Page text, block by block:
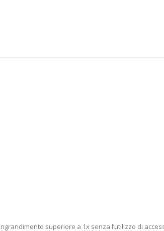
superiore a 1x senza l’utilizzo di